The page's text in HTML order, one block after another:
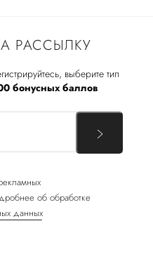
РАССЫЛКУ
выберите тип
бонусных баллов
об обработке
данных